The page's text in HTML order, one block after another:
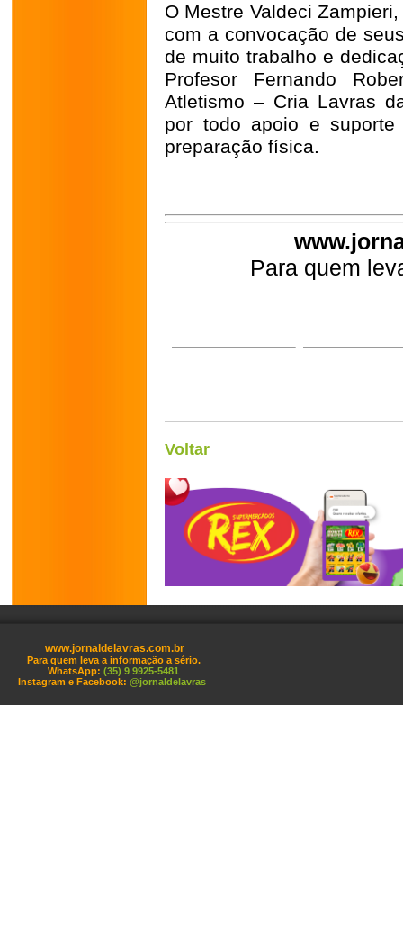
O Mestre Valdeci
com a convocação de
de muito trabalho e
Profesor Fernando
Atletismo – Cria Lavras
por todo apoio e
preparação física.
Para quem
Voltar
www.jornaldelavras.com.br
Para quem leva a informação a sério.
WhatsApp: (35) 9 9925-5481
Instagram e Facebook: @jornaldelavras